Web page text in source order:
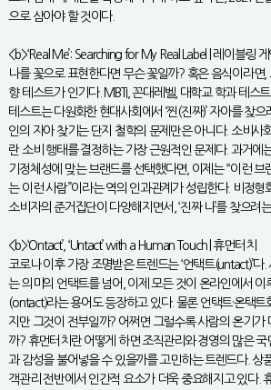
으로 삼아야 할 것이다.
<b>‘Real Me’: Searching for My Real Label | 레이블링 게
나를 꽃으로 표현한다면 무슨 꽃일까? 혹은 음식이라면,
향 테스트가 인기다. MBTI, 꼰대레벨, 대학교 학과 테스
테스트는 다원화한 현대사회에서 ‘찐(진짜)’ 자아를 찾
인의 자아 찾기는 단지 철학의 문제만은 아니다. 소비사
란 소비 행태를 결정하는 가장 근원적인 문제다. 과거에
기정체성에 맞는 브랜드를 선택했다면, 이제는 “이런 브
는 이런 사람”이라는 역의 인과관계가 성립한다. 비정형
소비자의 준거집단이 다양해지면서, ‘진짜 나’를 찾으려
<b>‘Ontact’, ‘Untact’ with a Human Touch | 휴먼터치
코로나 이후 가장 조명받은 트렌드는 ‘언택트(untact)’다
는 의미의 언택트를 넘어, 이제 모든 것이 온라인에서 이
(ontact)라는 용어도 등장하고 있다. 물론 언택트·온택트
지만 그것이 전부일까? 어쩌면 그럴수록 사람의 온기가
까? 휴먼터치란 어떻게 하면 조직관리와 경영의 많은 국
과 감성을 불어넣을 수 있을까를 고민하는 트렌드다. 상품
객관리 전반에서 인간적 요소가 더욱 중요해지고 있다.